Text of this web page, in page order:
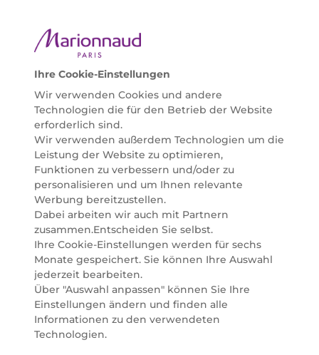
Bedürfnissen individuell mit der perfekten Lösung
helfen zu können. Entdecken Sie auch unsere
Online Beauty Beratungen und bestellen Sie ganz
einfach alles für Ihre Beauty Routine direkt nach
Hause oder in Ihre Wunsch-Parfümerie liefern.
BERATUNG & EXPERTISE
Marionnaud wurde im Jahr 1984 in Paris gegründet
und ist seit 2001 in Österreich vertreten. Mit rund 80
Parfümerien und unserem Online Shop sind wir
Marktführer im selektiven Beautyhandel in
Österreich. Seit 2023 liefern wir auch nach
Deutschland. Durch abwechselnde Aktionen und
attraktive Angebote zu allen Anlässen finden Sie bei
Marionnaud alles, was Beauty Herzen höherschlagen
lässt. Wir glauben fest daran, dass Freude auf viele
Arten geschaffen werden kann. Vom beruhigenden
und pflegenden Gefühl Ihrer Lieblingsaugencreme
bis zur positiven Verpflichtung zu nachhaltigen
Rohstoffen. Darum suchen wir jeden Tag nach
Wegen, um Ihnen das tägliche Wohlfühlen zu
Ihre Cookie-Einstellungen
Wir verwenden Cookies und andere
Technologien die für den Betrieb der Website
erforderlich sind.
Wir verwenden außerdem Technologien um die
Leistung der Website zu optimieren,
Funktionen zu verbessern und/oder zu
personalisieren und um Ihnen relevante
Werbung bereitzustellen.
Dabei arbeiten wir auch mit Partnern
zusammen.Entscheiden Sie selbst.
Ihre Cookie-Einstellungen werden für sechs
Monate gespeichert. Sie können Ihre Auswahl
jederzeit bearbeiten.
Über "Auswahl anpassen" können Sie Ihre
Einstellungen ändern und finden alle
Informationen zu den verwendeten
Technologien.